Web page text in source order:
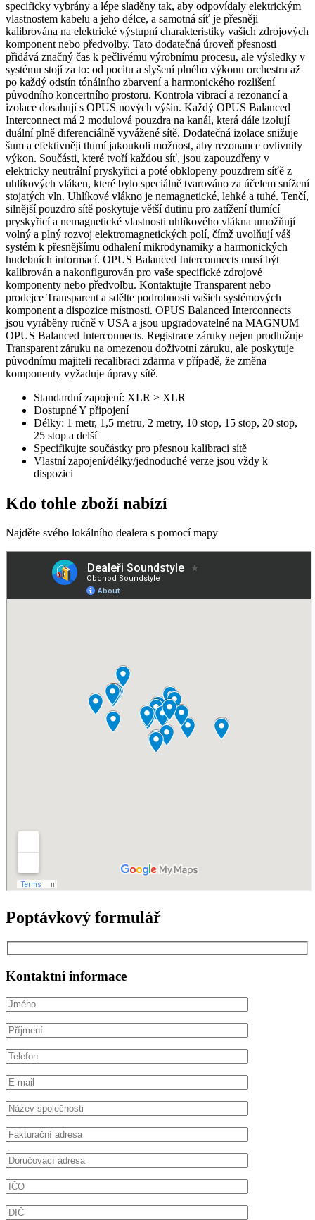
specificky vybrány a lépe sladěny tak, aby odpovídaly elektrickým
vlastnostem kabelu a jeho délce, a samotná síť je přesněji
kalibrována na elektrické výstupní charakteristiky vašich zdrojových
komponent nebo předvolby. Tato dodatečná úroveň přesnosti
přidává značný čas k pečlivému výrobnímu procesu, ale výsledky v
systému stojí za to: od pocitu a slyšení plného výkonu orchestru až
po každý odstín tónálního zbarvení a harmonického rozlišení
původního koncertního prostoru. Kontrola vibrací a rezonancí a
izolace dosahují s OPUS nových výšin. Každý OPUS Balanced
Interconnect má 2 modulová pouzdra na kanál, která dále izolují
duální plně diferenciálně vyvážené sítě. Dodatečná izolace snižuje
šum a efektivněji tlumí jakoukoli možnost, aby rezonance ovlivnily
výkon. Součásti, které tvoří každou síť, jsou zapouzdřeny v
elektricky neutrální pryskyřici a poté obklopeny pouzdrem síťě z
uhlíkových vláken, které bylo speciálně tvarováno za účelem snížení
stojatých vln. Uhlíkové vlákno je nemagnetické, lehké a tuhé. Tenčí,
silnější pouzdro sítě poskytuje větší dutinu pro zatížení tlumící
pryskyřicí a nemagnetické vlastnosti uhlíkového vlákna umožňují
volný a plný rozvoj elektromagnetických polí, čímž uvolňují váš
systém k přesnějšímu odhalení mikrodynamiky a harmonických
hudebních informací. OPUS Balanced Interconnects musí být
kalibrován a nakonfigurován pro vaše specifické zdrojové
komponenty nebo předvolbu. Kontaktujte Transparent nebo
prodejce Transparent a sdělte podrobnosti vašich systémových
komponent a dispozice místnosti. OPUS Balanced Interconnects
jsou vyráběny ručně v USA a jsou upgradovatelné na MAGNUM
OPUS Balanced Interconnects. Registrace záruky nejen prodlužuje
Transparent záruku na omezenou doživotní záruku, ale poskytuje
původnímu majiteli recalibraci zdarma v případě, že změna
komponenty vyžaduje úpravy sítě.
Standardní zapojení: XLR > XLR
Dostupné Y připojení
Délky: 1 metr, 1,5 metru, 2 metry, 10 stop, 15 stop, 20 stop,
25 stop a delší
Specifikujte součástky pro přesnou kalibraci sítě
Vlastní zapojení/délky/jednoduché verze jsou vždy k
dispozici
Kdo tohle zboží nabízí
Najděte svého lokálního dealera s pomocí mapy
Poptávkový formulář
Kontaktní informace